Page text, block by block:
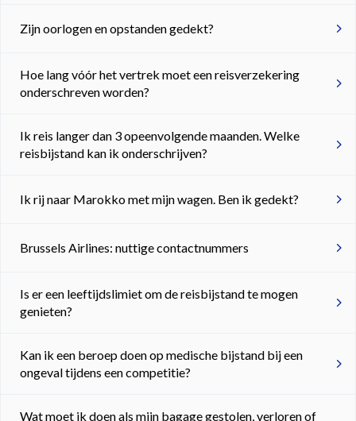
Zijn oorlogen en opstanden gedekt?
Hoe lang vóór het vertrek moet een reisverzekering
onderschreven worden?
Ik reis langer dan 3 opeenvolgende maanden. Welke
reisbijstand kan ik onderschrijven?
Ik rij naar Marokko met mijn wagen. Ben ik gedekt?
Brussels Airlines: nuttige contactnummers
Is er een leeftijdslimiet om de reisbijstand te mogen
genieten?
Kan ik een beroep doen op medische bijstand bij een
ongeval tijdens een competitie?
Wat moet ik doen als mijn bagage gestolen, verloren of